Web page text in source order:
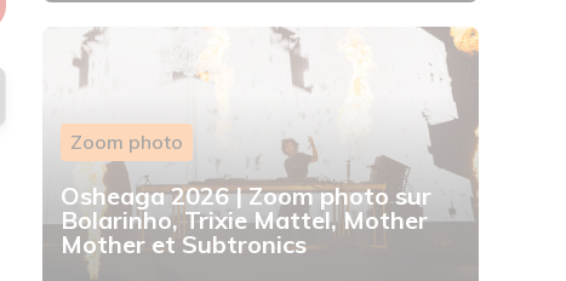
Zoom photo
Osheaga 2026 | Zoom photo sur
Bolarinho, Trixie Mattel, Mother
Mother et Subtronics